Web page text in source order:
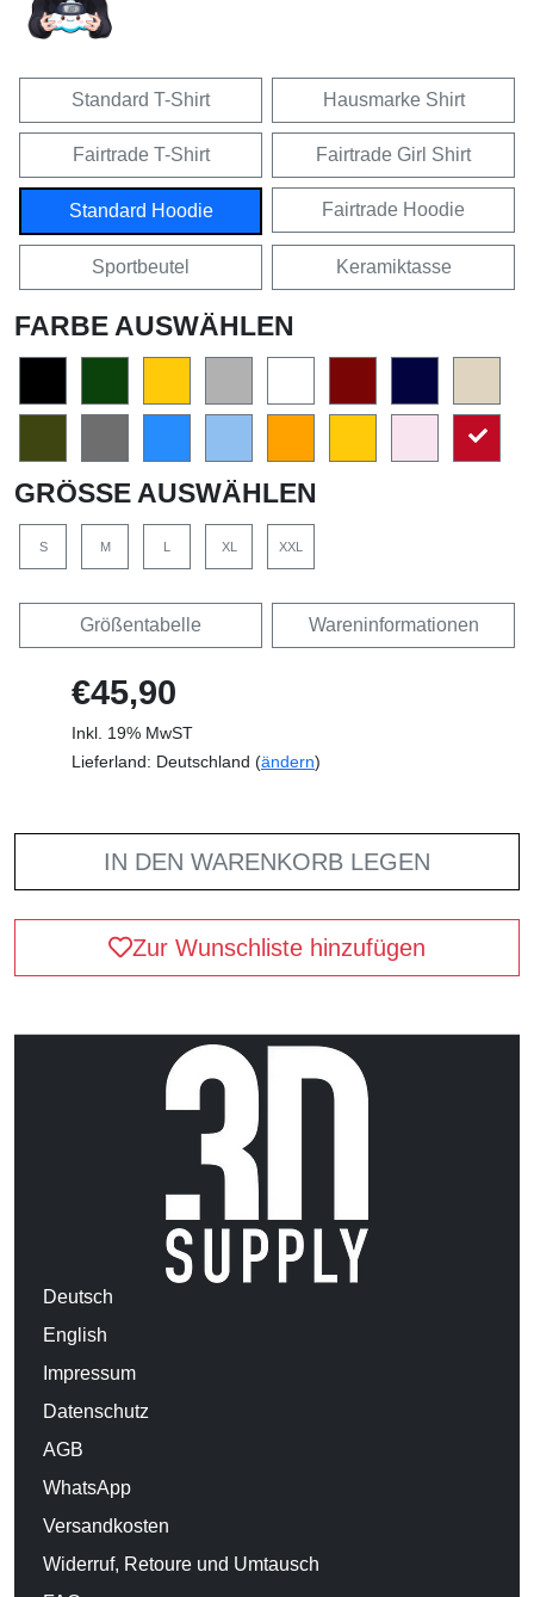
Standard T-Shirt Hausmarke Shirt
Fairtrade T-Shirt Fairtrade Girl Shirt
Standard Hoodie Fairtrade Hoodie
Sportbeutel Keramiktasse
FARBE AUSWÄHLEN
GRÖSSE AUSWÄHLEN
S M L XL XXL
Größentabelle Wareninformationen
€45,90
Inkl. 19% MwST
Lieferland: Deutschland (ändern)
IN DEN WARENKORB LEGEN
Zur Wunschliste hinzufügen
Deutsch
English
Impressum
Datenschutz
AGB
WhatsApp
Versandkosten
Widerruf, Retoure und Umtausch